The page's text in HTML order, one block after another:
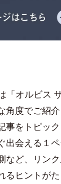
オルビス
角度でご紹介
をトピック
出会える１
など、リン
るヒントが